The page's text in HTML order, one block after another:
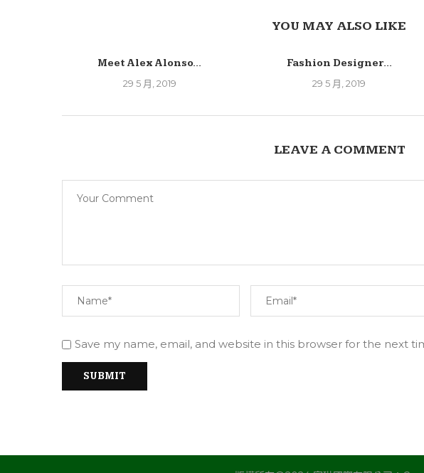
YOU MAY ALSO LIKE
Meet Alex Alonso...
29 5 月, 2019
Fashion Designer...
29 5 月, 2019
LEAVE A COMMENT
Save my name, email, and website in this browser for the next